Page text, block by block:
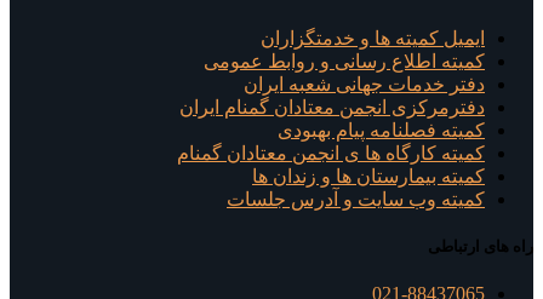
ایمیل کمیته ها و خدمتگزاران
کميته اطلاع رسانی و روابط عمومی
دفتر خدمات جهانی شعبه ايران
دفترمرکزی انجمن معتادان گمنام ایران
کمیته فصلنامه پیام بهبودی
کمیته کارگاه ها ی انجمن معتادان گمنام
کمیته بیمارستان ها و زندان ها
کمیته وب سایت و آدرس جلسات
راه های ارتباطی
021-88437065